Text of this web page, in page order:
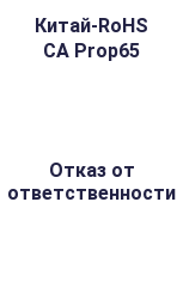
Китай-RoHS
CA Prop65
Отказ от
ответственности